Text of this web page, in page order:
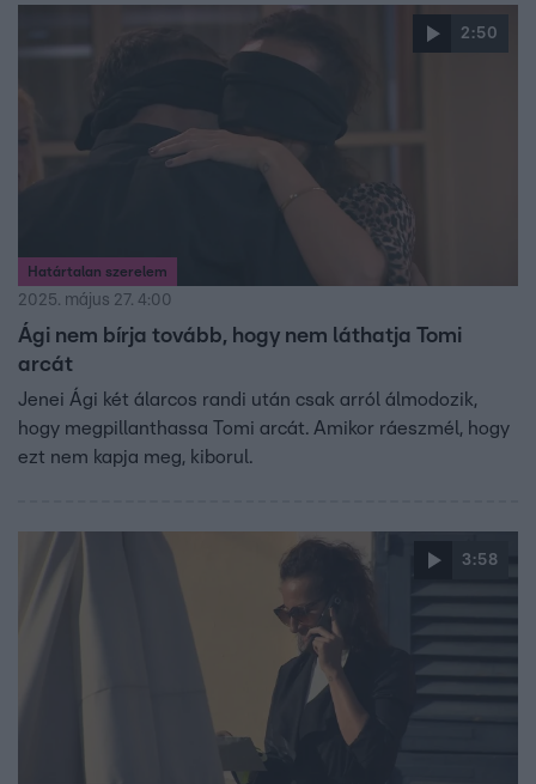
2:50
Határtalan szerelem
2025. május 27. 4:00
Ági nem bírja tovább, hogy nem láthatja Tomi
arcát
Jenei Ági két álarcos randi után csak arról álmodozik,
hogy megpillanthassa Tomi arcát. Amikor ráeszmél, hogy
ezt nem kapja meg, kiborul.
3:58